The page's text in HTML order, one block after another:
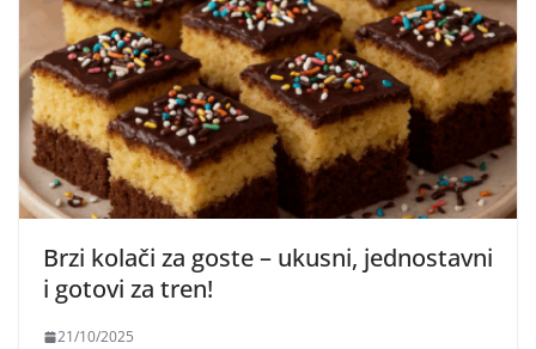
Brzi kolači za goste – ukusni, jednostavni
i gotovi za tren!
21/10/2025